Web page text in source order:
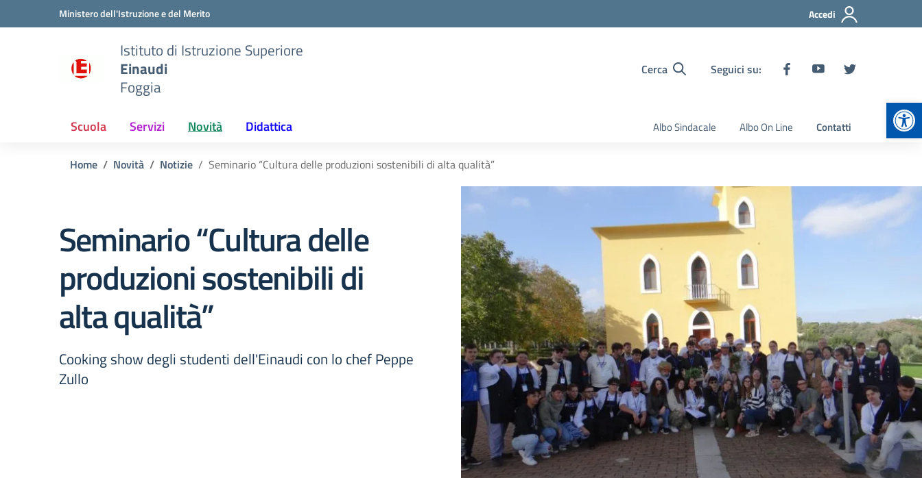
Vai ai contenuti
Vai al menu di navigazioneMinistero dell'Istruzione e del Merito Accedi
Istituto di Istruzione Superiore
Einaudi
Foggia
Cerca Seguici su:
Scuola Servizi Novità Didattica Albo Sindacale Albo On Line Contatti
Home Novità Notizie Seminario “Cultura delle produzioni sostenibili di alta qualità”
Seminario “Cultura delle
produzioni sostenibili di
alta qualità”
Cooking show degli studenti dell'Einaudi con lo chef Peppe
Zullo